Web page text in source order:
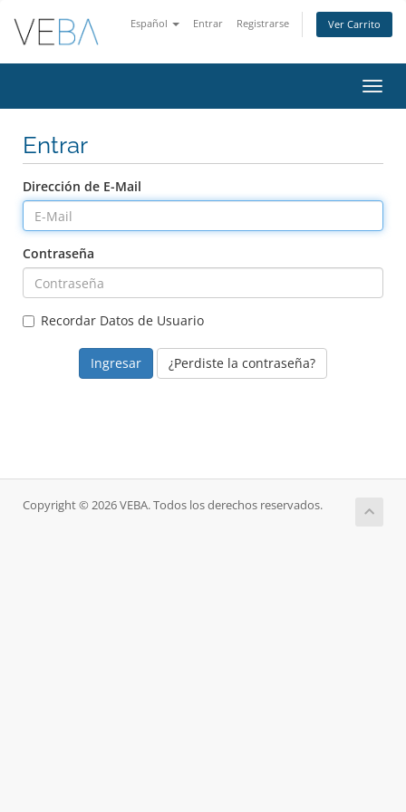
Español Entrar Registrarse Ver Carrito
Entrar
Dirección de E-Mail
Contraseña
Recordar Datos de Usuario
¿Perdiste la contraseña?
Copyright © 2026 VEBA. Todos los derechos reservados.